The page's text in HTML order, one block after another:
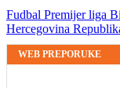
Fudbal Premijer liga
Hercegovina
WEB PREPORUKE